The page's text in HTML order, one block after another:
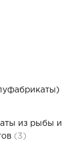
из рыбы и
(3)